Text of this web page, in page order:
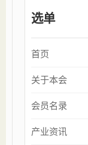
选单
首页
关于本会
会员名录
产业资讯